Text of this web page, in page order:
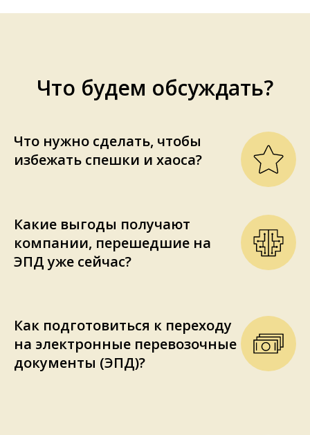
Что будем обсуждать?
Что нужно сделать, чтобы
избежать спешки и хаоса?
Какие выгоды получают
компании, перешедшие на
ЭПД уже сейчас?
Как подготовиться к переходу
на электронные перевозочные
документы (ЭПД)?